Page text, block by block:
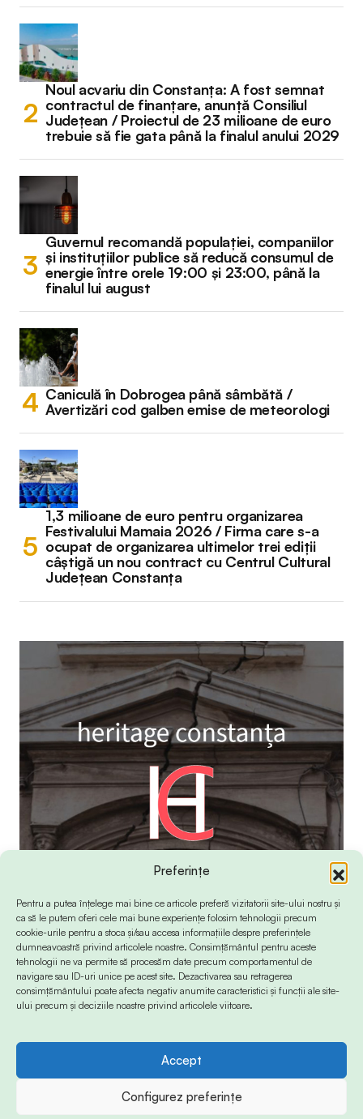
Preferințe
Pentru a putea înțelege mai bine ce articole preferă vizitatorii site-ului nostru și
ca să le putem oferi cele mai bune experiențe folosim tehnologii precum
cookie-urile pentru a stoca și/sau accesa informațiile despre preferințele
dumneavoastră privind articolele noastre. Consimțământul pentru aceste
tehnologii ne va permite să procesăm date precum comportamentul de
navigare sau ID-uri unice pe acest site. Dezactivarea sau retragerea
consimțământului poate afecta negativ anumite caracteristici și funcții ale site-
ului precum și deciziile noastre privind articolele viitoare.
Accept
Configurez preferințe
Noul acvariu din Constanța: A fost semnat
contractul de finanțare, anunță Consiliul
Județean / Proiectul de 23 milioane de euro
trebuie să fie gata până la finalul anului 2029
Guvernul recomandă populației, companiilor
și instituțiilor publice să reducă consumul de
energie între orele 19:00 și 23:00, până la
finalul lui august
Caniculă în Dobrogea până sâmbătă /
Avertizări cod galben emise de meteorologi
1,3 milioane de euro pentru organizarea
Festivalului Mamaia 2026 / Firma care s-a
ocupat de organizarea ultimelor trei ediții
câștigă un nou contract cu Centrul Cultural
Județean Constanța
© 2024 Info-Sud-Est. All Rights Reserved.